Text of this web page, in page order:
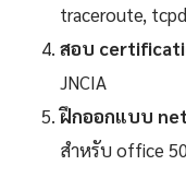
traceroute,
สอบ
JNCIA
ฝึกออกแบบ
สำหรับ office